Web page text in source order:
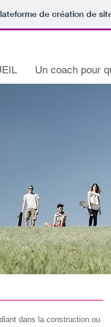
de création de
Un coach pour
dans la construction ou